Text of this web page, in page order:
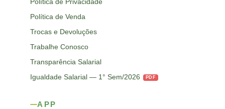
Política de Privacidade
Política de Venda
Trocas e Devoluções
Trabalhe Conosco
Transparência Salarial
Igualdade Salarial — 1° Sem/2026
PDF
APP